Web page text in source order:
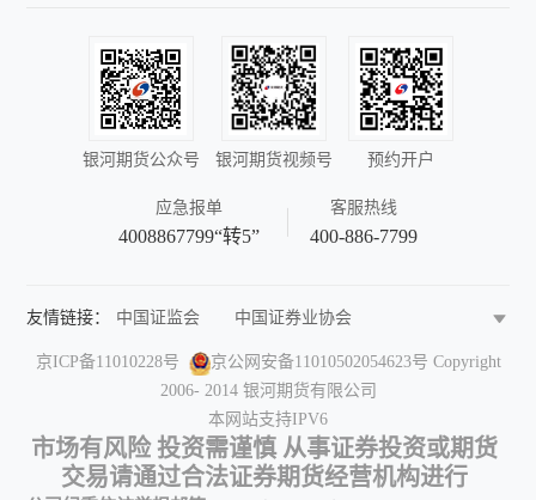
银河期货公众号 银河期货视频号 预约开户
应急报单
4008867799“转5”
客服热线
400-886-7799
友情链接： 中国证监会
中国证券业协会
上海期货交易所
郑州商品交易所
深圳证券交易所
上海证券交易所
中国结算
中国证券报
中国证券网
期货日报
和讯期货
金融界期货
中国黄金网 中国金属网
京ICP备11010228号 京公网安备11010502054623号 Copyright
2006- 2014 银河期货有限公司
本网站支持IPV6
市场有风险 投资需谨慎 从事证券投资或期货
交易请通过合法证券期货经营机构进行